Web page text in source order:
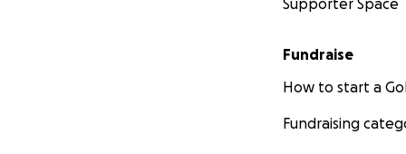
Supporter Space
Fundraise
How to start a
Fundraising